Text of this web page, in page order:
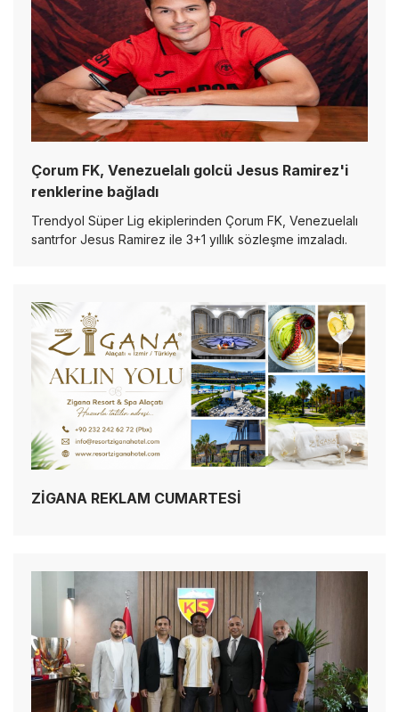
Çorum FK, Venezuelalı golcü Jesus Ramirez'i
renklerine bağladı
Trendyol Süper Lig ekiplerinden Çorum FK, Venezuelalı
santrfor Jesus Ramirez ile 3+1 yıllık sözleşme imzaladı.
ZİGANA REKLAM CUMARTESİ